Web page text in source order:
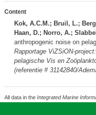
Content
Kok, A.C.M.; Bruil, L.;
Haan, D.; Norro, A.;
anthropogenic noise on
Rapportage
pelagische Vis en
(referentie # 31142840/
All data in the Integrated Marine